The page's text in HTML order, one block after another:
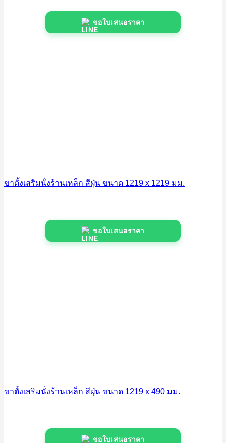
ขอใบเสนอราคา
ขาตั้งเสริมนั่งร้านเหล็ก สีฝุ่น ขนาด 1219 x 1219 มม.
ขอใบเสนอราคา
ขาตั้งเสริมนั่งร้านเหล็ก สีฝุ่น ขนาด 1219 x 490 มม.
ขอใบเสนอราคา